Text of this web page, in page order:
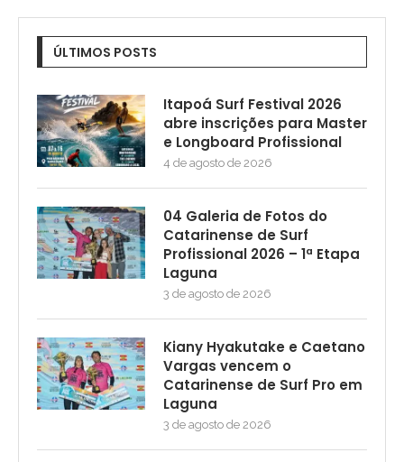
ÚLTIMOS POSTS
Itapoá Surf Festival 2026
abre inscrições para Master
e Longboard Profissional
4 de agosto de 2026
04 Galeria de Fotos do
Catarinense de Surf
Profissional 2026 – 1ª Etapa
Laguna
3 de agosto de 2026
Kiany Hyakutake e Caetano
Vargas vencem o
Catarinense de Surf Pro em
Laguna
3 de agosto de 2026